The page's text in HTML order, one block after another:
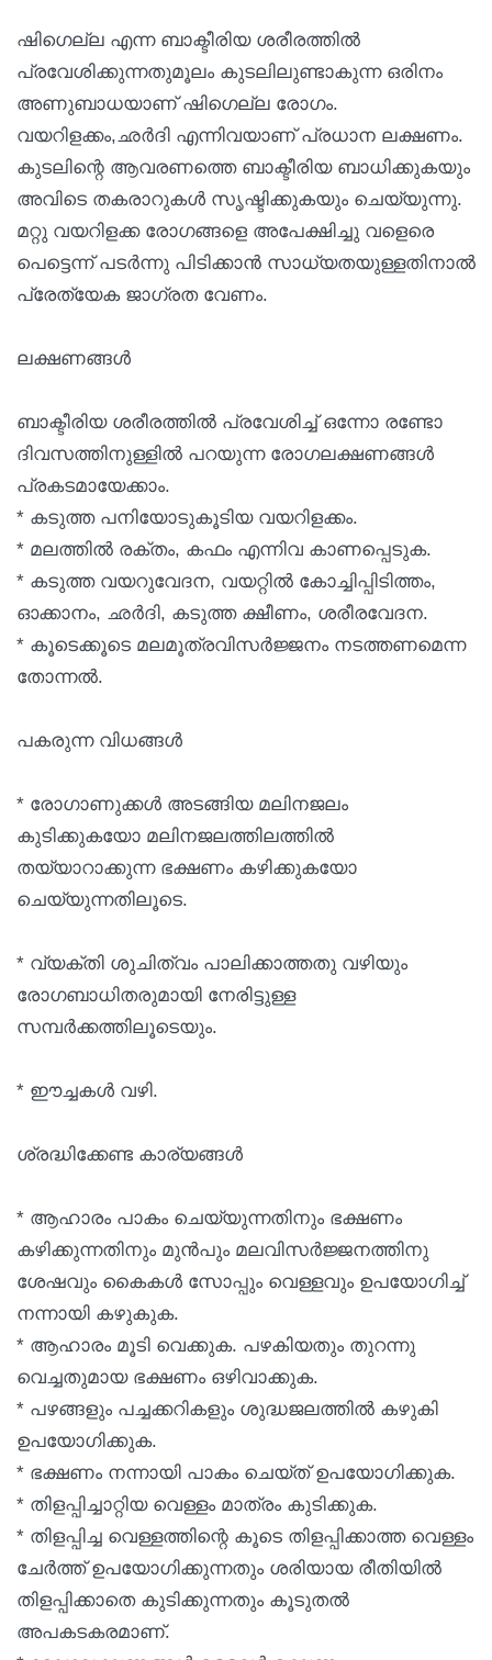
ഷിഗെല്ല എന്ന ബാക്ടീരിയ ശരീരത്തില്‍
പ്രവേശിക്കുന്നതുമൂലം കുടലിലുണ്ടാകുന്ന ഒരിനം
അണുബാധയാണ് ഷിഗെല്ല രോഗം.
വയറിളക്കം,ഛര്‍ദി എന്നിവയാണ് പ്രധാന ലക്ഷണം.
കുടലിന്റെ ആവരണത്തെ ബാക്ടീരിയ ബാധിക്കുകയും
അവിടെ തകരാറുകള്‍ സൃഷ്ടിക്കുകയും ചെയ്യുന്നു.
മറ്റു വയറിളക്ക രോഗങ്ങളെ അപേക്ഷിച്ചു വളെരെ
പെട്ടെന്ന് പടര്‍ന്നു പിടിക്കാന്‍ സാധ്യതയുള്ളതിനാല്‍
പ്രേത്യേക ജാഗ്രത വേണം.
ലക്ഷണങ്ങള്‍
ബാക്ടീരിയ ശരീരത്തില്‍ പ്രവേശിച്ച് ഒന്നോ രണ്ടോ
ദിവസത്തിനുള്ളില്‍ പറയുന്ന രോഗലക്ഷണങ്ങള്‍
പ്രകടമായേക്കാം.
* കടുത്ത പനിയോടുകൂടിയ വയറിളക്കം.
* മലത്തില്‍ രക്തം, കഫം എന്നിവ കാണപ്പെടുക.
* കടുത്ത വയറുവേദന, വയറ്റില്‍ കോച്ചിപ്പിടിത്തം,
ഓക്കാനം, ഛര്‍ദി, കടുത്ത ക്ഷീണം, ശരീരവേദന.
* കൂടെക്കൂടെ മലമൂത്രവിസര്‍ജ്ജനം നടത്തണമെന്ന
തോന്നല്‍.
പകരുന്ന വിധങ്ങള്‍
* രോഗാണുക്കള്‍ അടങ്ങിയ മലിനജലം
കുടിക്കുകയോ മലിനജലത്തിലത്തില്‍
തയ്യാറാക്കുന്ന ഭക്ഷണം കഴിക്കുകയോ
ചെയ്യുന്നതിലൂടെ.
* വ്യക്തി ശുചിത്വം പാലിക്കാത്തതു വഴിയും
രോഗബാധിതരുമായി നേരിട്ടുള്ള
സമ്പര്‍ക്കത്തിലൂടെയും.
* ഈച്ചകള്‍ വഴി.
ശ്രദ്ധിക്കേണ്ട കാര്യങ്ങള്‍
* ആഹാരം പാകം ചെയ്യുന്നതിനും ഭക്ഷണം
കഴിക്കുന്നതിനും മുന്‍പും മലവിസര്‍ജ്ജനത്തിനു
ശേഷവും കൈകള്‍ സോപ്പും വെള്ളവും ഉപയോഗിച്ച്
നന്നായി കഴുകുക.
* ആഹാരം മൂടി വെക്കുക. പഴകിയതും തുറന്നു
വെച്ചതുമായ ഭക്ഷണം ഒഴിവാക്കുക.
* പഴങ്ങളും പച്ചക്കറികളും ശുദ്ധജലത്തില്‍ കഴുകി
ഉപയോഗിക്കുക.
* ഭക്ഷണം നന്നായി പാകം ചെയ്ത് ഉപയോഗിക്കുക.
* തിളപ്പിച്ചാറ്റിയ വെള്ളം മാത്രം കുടിക്കുക.
* തിളപ്പിച്ച വെള്ളത്തിന്റെ കൂടെ തിളപ്പിക്കാത്ത വെള്ളം
ചേര്‍ത്ത് ഉപയോഗിക്കുന്നതും ശരിയായ രീതിയില്‍
തിളപ്പിക്കാതെ കുടിക്കുന്നതും കൂടുതല്‍
അപകടകരമാണ്.